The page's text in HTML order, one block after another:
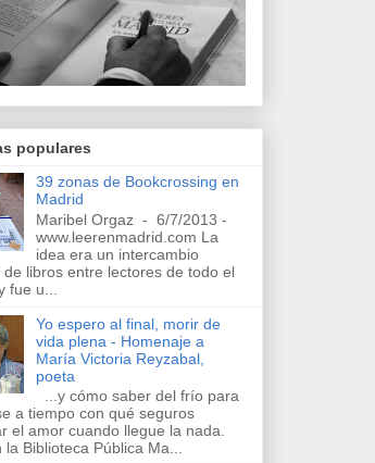
populares
39 zonas de Bookcrossing en
Madrid
Maribel Orgaz - 6/7/2013 -
www.leerenmadrid.com La
idea era un intercambio
de libros entre lectores de todo el
fue u...
Yo espero al final, morir de
vida plena - Homenaje a
María Victoria Reyzabal,
poeta
...y cómo saber del frío para
a tiempo con qué seguros
el amor cuando llegue la nada.
la Biblioteca Pública Ma...